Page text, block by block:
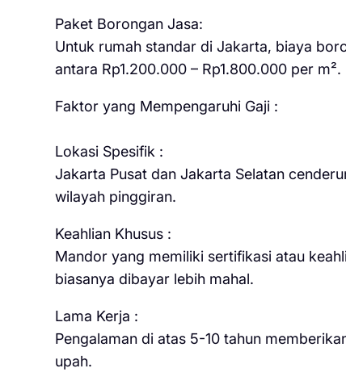
Paket Borongan Jasa:
Untuk rumah standar di Jakarta, biaya
antara Rp1.200.000 – Rp1.800.000 per m².
Faktor yang Mempengaruhi Gaji :
Lokasi Spesifik :
Jakarta Pusat dan Jakarta Selatan
wilayah pinggiran.
Keahlian Khusus :
Mandor yang memiliki sertifikasi atau
biasanya dibayar lebih mahal.
Lama Kerja :
Pengalaman di atas 5-10 tahun
upah.